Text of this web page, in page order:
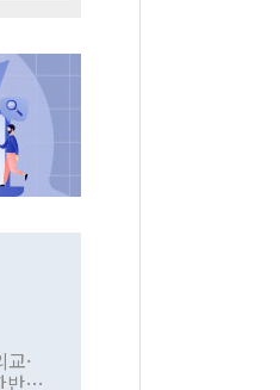
·
반도